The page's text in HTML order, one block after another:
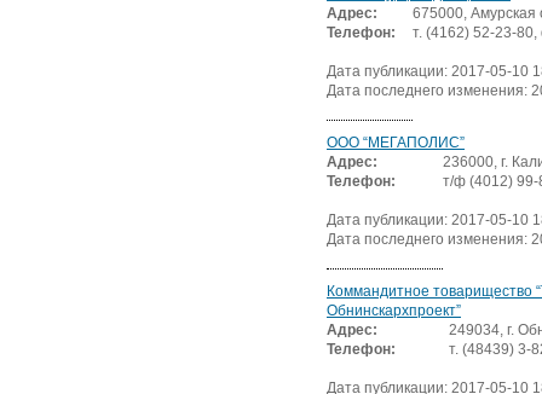
Адрес:
675000, Амурская
Телефон:
т. (4162) 52-23-
Дата публикации: 2017-05-10
Дата последнего изменения:
ООО “МЕГАПОЛИС”
Адрес:
236000, г.
Телефон:
т/ф (4012)
Дата публикации: 2017-05-10
Дата последнего изменения:
Коммандитное товарищество
Обнинскархпроект”
Адрес:
249034, г.
Телефон:
т. (48439) 3-
Дата публикации: 2017-05-10